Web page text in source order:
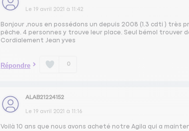
Le 19 avril 2021 à 11:42
Bonjour ,nous en possédons un depuis 2008 (1.3 cdti )
pêche. 4 personnes y trouve leur place. Seul bémol trouver
Cordialement Jean yves
Répondre 0
ALAB21224152
Le 19 avril 2021 à 11:16
Voilà 10 ans que nous avons acheté notre Agila qui a